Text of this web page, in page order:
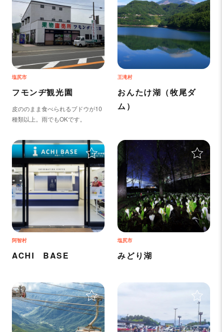
フモンヂ観光園
皮ののまま食べられるブドウが10
種類以上。雨でもOKです。
塩尻市
おんたけ湖（牧尾ダ
ム）
王滝村
ACHI BASE
阿智村
＋
みどり湖
塩尻市
＋
＋ ＋